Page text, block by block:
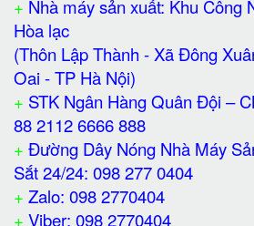
+ Nhà máy sản xuất: Khu Công
Hòa lạc
(Thôn Lập Thành - Xã Đông
Oai - TP Hà Nội)
+ STK Ngân Hàng Quân Đội –
88 2112 6666 888
+ Đường Dây Nóng Nhà Máy
Sắt 24/24: 098 277 0404
+ Zalo: 098 2770404
+ Viber: 098 2770404